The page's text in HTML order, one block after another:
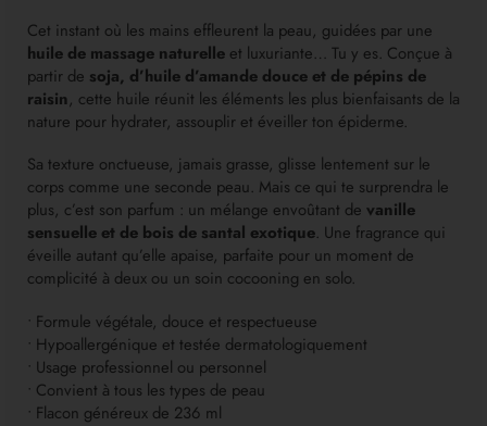
Cet instant où les mains effleurent la peau, guidées par une
huile de massage naturelle et luxuriante… Tu y es. Conçue à
partir de soja, d’huile d’amande douce et de pépins de
raisin, cette huile réunit les éléments les plus bienfaisants de la
nature pour hydrater, assouplir et éveiller ton épiderme.
Sa texture onctueuse, jamais grasse, glisse lentement sur le
corps comme une seconde peau. Mais ce qui te surprendra le
plus, c’est son parfum : un mélange envoûtant de vanille
sensuelle et de bois de santal exotique. Une fragrance qui
éveille autant qu’elle apaise, parfaite pour un moment de
complicité à deux ou un soin cocooning en solo.
• Formule végétale, douce et respectueuse
• Hypoallergénique et testée dermatologiquement
• Usage professionnel ou personnel
• Convient à tous les types de peau
• Flacon généreux de 236 ml